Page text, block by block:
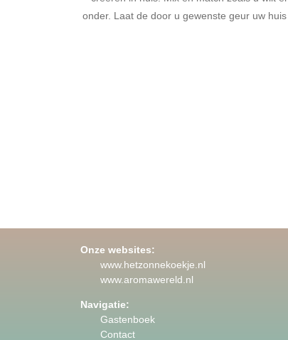
onder. Laat de door u gewenste geur uw
Onze websites:
www.hetzonnekoekje.nl
www.aromawereld.nl
Navigatie:
Gastenboek
Contact